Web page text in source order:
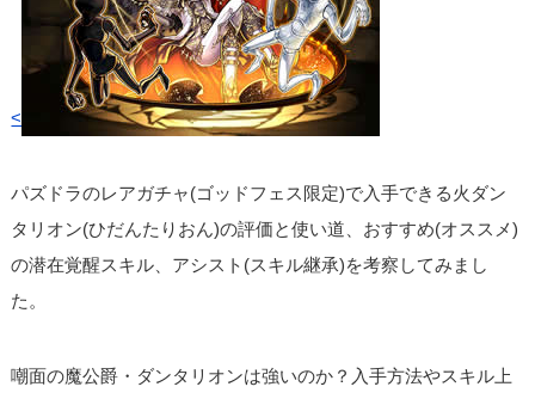
<
パズドラのレアガチャ(ゴッドフェス限定)で入手できる火ダン
タリオン(ひだんたりおん)の評価と使い道、おすすめ(オススメ)
の潜在覚醒スキル、アシスト(スキル継承)を考察してみまし
た。
嘲面の魔公爵・ダンタリオンは強いのか？入手方法やスキル上